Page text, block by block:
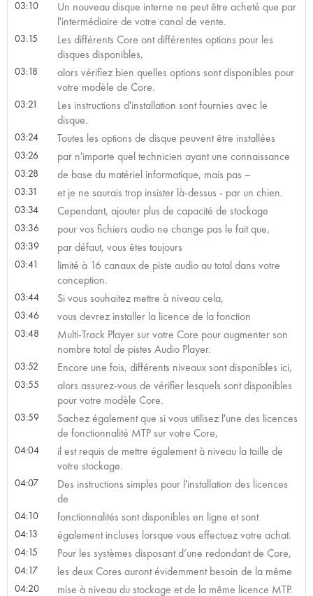
03:10
Un nouveau disque interne ne peut être acheté que par
l'intermédiaire de votre canal de vente.
03:15
Les différents Core ont différentes options pour les
disques disponibles,
03:18
alors vérifiez bien quelles options sont disponibles pour
votre modèle de Core.
03:21
Les instructions d'installation sont fournies avec le
disque.
03:24 Toutes les options de disque peuvent être installées
03:26 par n'importe quel technicien ayant une connaissance
03:28 de base du matériel informatique, mais pas –
03:31 et je ne saurais trop insister là-dessus - par un chien.
03:34 Cependant, ajouter plus de capacité de stockage
03:36 pour vos fichiers audio ne change pas le fait que,
03:39 par défaut, vous êtes toujours
03:41
limité à 16 canaux de piste audio au total dans votre
conception.
03:44 Si vous souhaitez mettre à niveau cela,
03:46 vous devrez installer la licence de la fonction
03:48
Multi-Track Player sur votre Core pour augmenter son
nombre total de pistes Audio Player.
03:52 Encore une fois, différents niveaux sont disponibles ici,
03:55
alors assurez-vous de vérifier lesquels sont disponibles
pour votre modèle Core.
03:59
Sachez également que si vous utilisez l'une des licences
de fonctionnalité MTP sur votre Core,
04:04
il est requis de mettre également à niveau la taille de
votre stockage.
04:07
Des instructions simples pour l'installation des licences
de
04:10 fonctionnalités sont disponibles en ligne et sont
04:13 également incluses lorsque vous effectuez votre achat.
04:15 Pour les systèmes disposant d’une redondant de Core,
04:17 les deux Cores auront évidemment besoin de la même
04:20 mise à niveau du stockage et de la même licence MTP.